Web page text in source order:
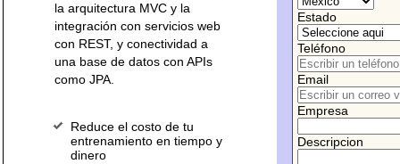
la arquitectura MVC y la
integración con servicios web
con REST, y conectividad a
una base de datos con APIs
como JPA.
Reduce el costo de tu
entrenamiento en tiempo y
dinero
Estado
Teléfono
Email
Empresa
Descripcion